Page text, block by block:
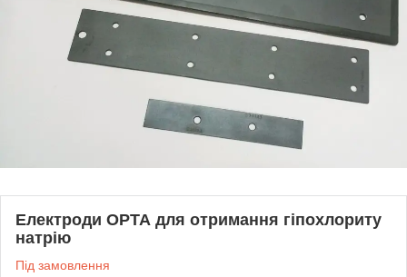
Електроди ОРТА для отримання гіпохлориту
натрію
Під замовлення